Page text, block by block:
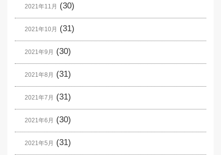
2021年11月 (30)
2021年10月 (31)
2021年9月 (30)
2021年8月 (31)
2021年7月 (31)
2021年6月 (30)
2021年5月 (31)